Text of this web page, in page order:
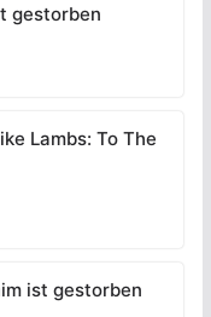
gestorben
Lambs: To The
ist gestorben